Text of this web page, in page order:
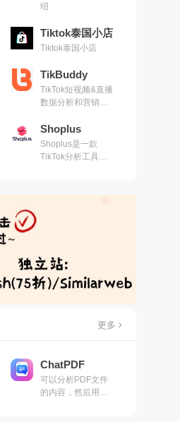
绍
Tiktok泰国小店
Tiktok泰国小店
TikBuddy
TikTok短视频&直播
数据分析和营销管
Shoplus
Shoplus是一款
TikTok分析工具，
趋势、发现产品机
更多
ChatPDF
可以分析PDF文件
的内容，然后用一